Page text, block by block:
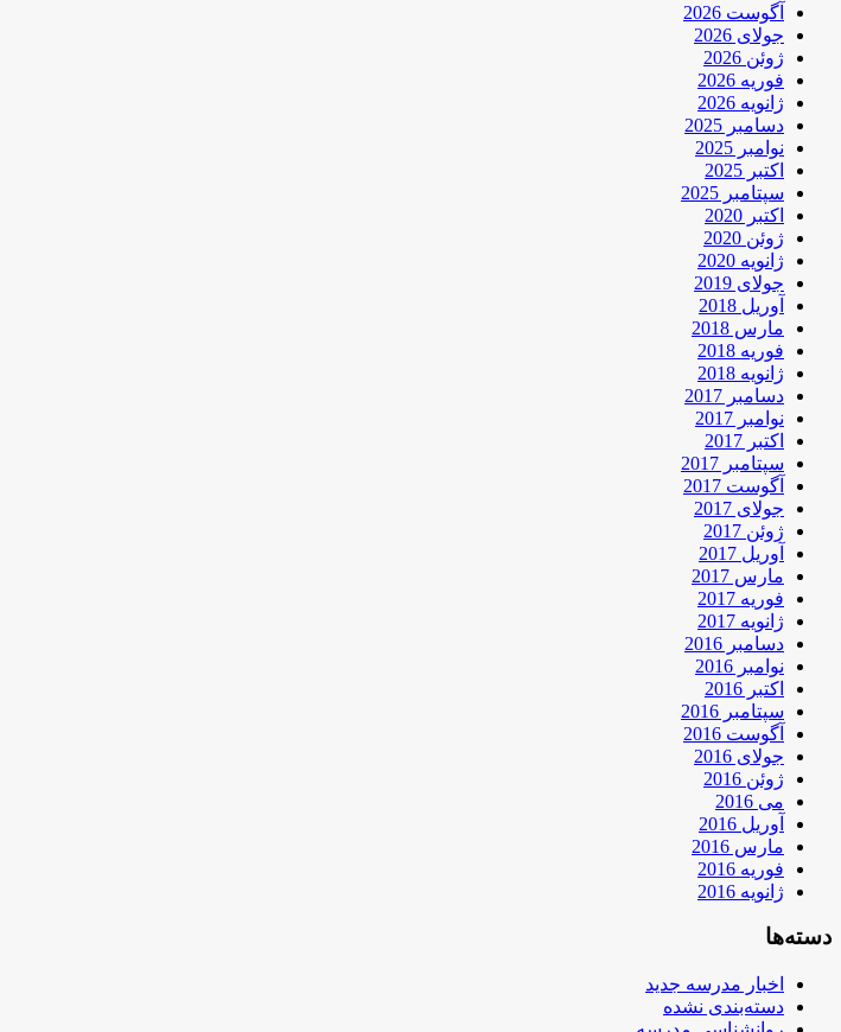
آگوست 2026
جولای 2026
ژوئن 2026
فوریه 2026
ژانویه 2026
دسامبر 2025
نوامبر 2025
اکتبر 2025
سپتامبر 2025
اکتبر 2020
ژوئن 2020
ژانویه 2020
جولای 2019
آوریل 2018
مارس 2018
فوریه 2018
ژانویه 2018
دسامبر 2017
نوامبر 2017
اکتبر 2017
سپتامبر 2017
آگوست 2017
جولای 2017
ژوئن 2017
آوریل 2017
مارس 2017
فوریه 2017
ژانویه 2017
دسامبر 2016
نوامبر 2016
اکتبر 2016
سپتامبر 2016
آگوست 2016
جولای 2016
ژوئن 2016
می 2016
آوریل 2016
مارس 2016
فوریه 2016
ژانویه 2016
دسته‌ها
اخبار مدرسه جدید
دسته‌بندی نشده